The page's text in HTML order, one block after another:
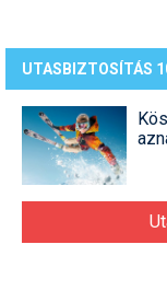
UTASBIZTOSÍTÁS